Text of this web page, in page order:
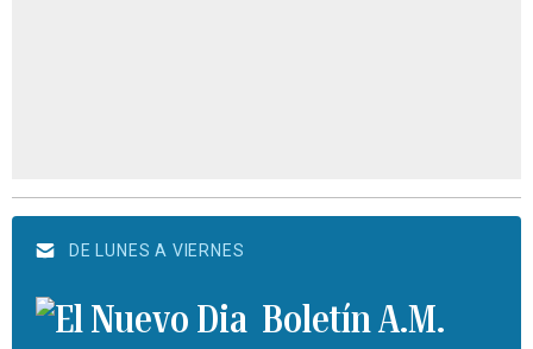
DE LUNES A VIERNES
Boletín A.M.